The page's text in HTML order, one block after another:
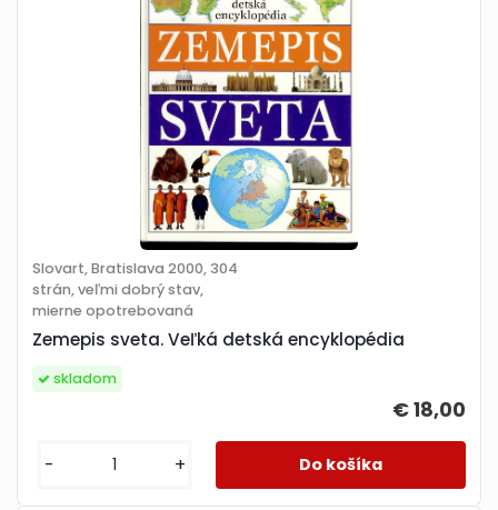
Zemepis sveta. Veľká detská encyklopédia
Slovart, Bratislava 2000, 304
strán, veľmi dobrý stav,
mierne opotrebovaná
€ 18,00
skladom
- +